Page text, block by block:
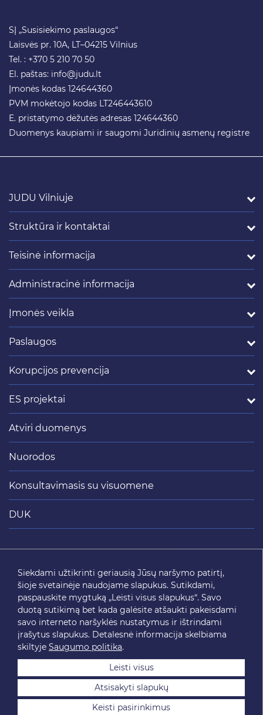
SĮ „Susisiekimo paslaugos“
Laisvės pr. 10A, LT–04215 Vilnius
Tel. : +370 5 210 70 50
El. paštas: info@judu.lt
Įmonės kodas 124644360
PVM mokėtojo kodas LT246443610
E. pristatymo dėžutės adresas 124644360
Duomenys kaupiami ir saugomi Juridinių asmenų registre
JUDU Vilniuje
Struktūra ir kontaktai
Teisinė informacija
Administracinė informacija
Įmonės veikla
Paslaugos
Korupcijos prevencija
ES projektai
Atviri duomenys
Nuorodos
Konsultavimasis su visuomene
DUK
SEKITE MUS
2026 © SĮ „Susisiekimo paslaugos“. Visos teisės saugomos.
Siekdami užtikrinti geriausią Jūsų naršymo patirtį,
šioje svetainėje naudojame slapukus. Sutikdami,
paspauskite mygtuką „Leisti visus slapukus“. Savo
duotą sutikimą bet kada galėsite atšaukti pakeisdami
savo interneto naršyklės nustatymus ir ištrindami
įrašytus slapukus. Detalesnė informacija skelbiama
skiltyje Saugumo politika.
Leisti visus
Atsisakyti slapukų
Keisti pasirinkimus